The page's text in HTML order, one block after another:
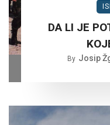
DA LI JE
By Josip